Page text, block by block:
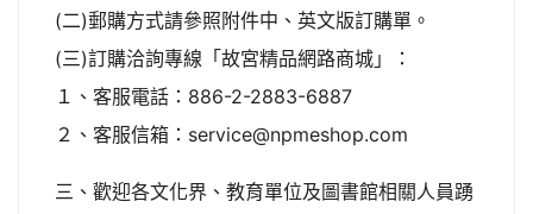
(二)郵購方式請參照附件中、英文版訂購單。
(三)訂購洽詢專線「故宮精品網路商城」：
１、客服電話：886-2-2883-6887
２、客服信箱：service@npmeshop.com
三、歡迎各文化界、教育單位及圖書館相關人員踴